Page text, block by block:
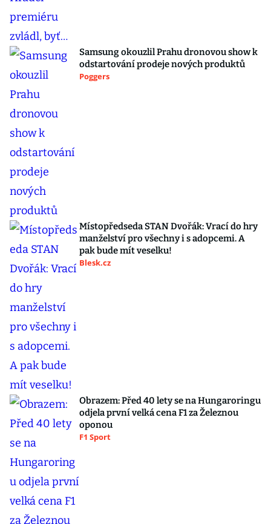
Samsung okouzlil Prahu dronovou show k
odstartování prodeje nových produktů
Poggers
Místopředseda STAN Dvořák: Vrací do hry
manželství pro všechny i s adopcemi. A
pak bude mít veselku!
Blesk.cz
Obrazem: Před 40 lety se na Hungaroringu
odjela první velká cena F1 za Železnou
oponou
F1 Sport